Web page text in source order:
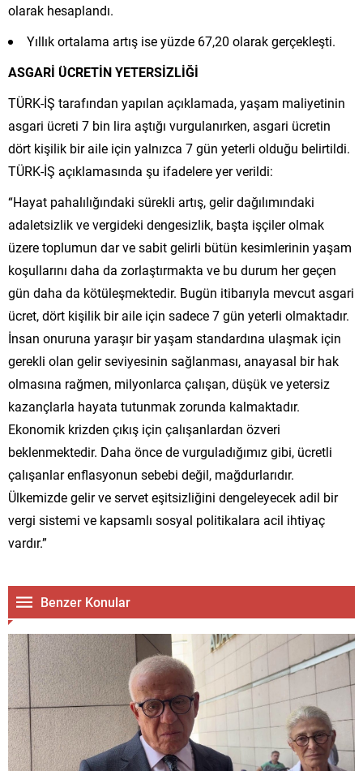
olarak hesaplandı.
Yıllık ortalama artış ise yüzde 67,20 olarak gerçekleşti.
ASGARİ ÜCRETİN YETERSİZLİĞİ
TÜRK-İŞ tarafından yapılan açıklamada, yaşam maliyetinin
asgari ücreti 7 bin lira aştığı vurgulanırken, asgari ücretin
dört kişilik bir aile için yalnızca 7 gün yeterli olduğu belirtildi.
TÜRK-İŞ açıklamasında şu ifadelere yer verildi:
“Hayat pahalılığındaki sürekli artış, gelir dağılımındaki
adaletsizlik ve vergideki dengesizlik, başta işçiler olmak
üzere toplumun dar ve sabit gelirli bütün kesimlerinin yaşam
koşullarını daha da zorlaştırmakta ve bu durum her geçen
gün daha da kötüleşmektedir. Bugün itibarıyla mevcut asgari
ücret, dört kişilik bir aile için sadece 7 gün yeterli olmaktadır.
İnsan onuruna yaraşır bir yaşam standardına ulaşmak için
gerekli olan gelir seviyesinin sağlanması, anayasal bir hak
olmasına rağmen, milyonlarca çalışan, düşük ve yetersiz
kazançlarla hayata tutunmak zorunda kalmaktadır.
Ekonomik krizden çıkış için çalışanlardan özveri
beklenmektedir. Daha önce de vurguladığımız gibi, ücretli
çalışanlar enflasyonun sebebi değil, mağdurlarıdır.
Ülkemizde gelir ve servet eşitsizliğini dengeleyecek adil bir
vergi sistemi ve kapsamlı sosyal politikalara acil ihtiyaç
vardır.”
Benzer Konular